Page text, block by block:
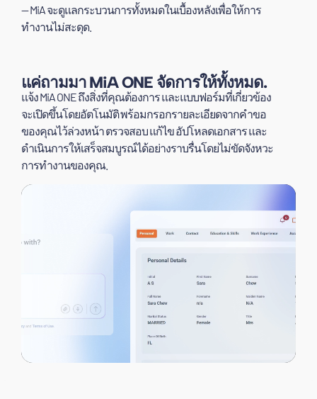
— MiA จะดูแลกระบวนการทั้งหมดในเบื้องหลังเพื่อให้การ
ทำงานไม่สะดุด.
แค่ถามมา MiA ONE จัดการให้ทั้งหมด.
แจ้ง MiA ONE ถึงสิ่งที่คุณต้องการ และแบบฟอร์มที่เกี่ยวข้อง
จะเปิดขึ้นโดยอัตโนมัติ พร้อมกรอกรายละเอียดจากคำขอ
ของคุณไว้ล่วงหน้า ตรวจสอบ แก้ไข อัปโหลดเอกสาร และ
ดำเนินการให้เสร็จสมบูรณ์ได้อย่างราบรื่นโดยไม่ขัดจังหวะ
การทำงานของคุณ.